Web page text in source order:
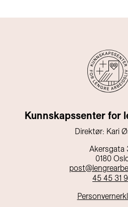
Kunnskapssenter for
Direktør: Kari
Akersgata
0180
45 45 31